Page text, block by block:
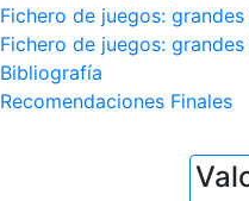
Fichero de juegos:
Fichero de juegos:
Bibliografía
Recomendaciones Finales